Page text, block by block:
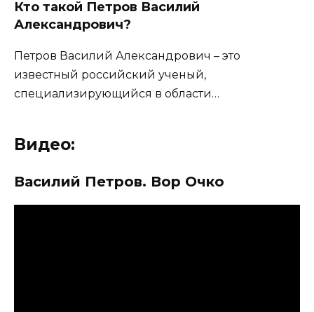
Кто такой Петров Василий
Александрович?
Петров Василий Александрович – это
известный российский ученый,
специализирующийся в области…
Видео:
Василий Петров. Вор Очко